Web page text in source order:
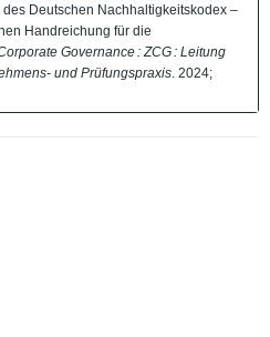
Deutschen Nachhaltigkeitskodex –
Handreichung für die
Governance : ZCG : Leitung
und Prüfungspraxis . 2024;